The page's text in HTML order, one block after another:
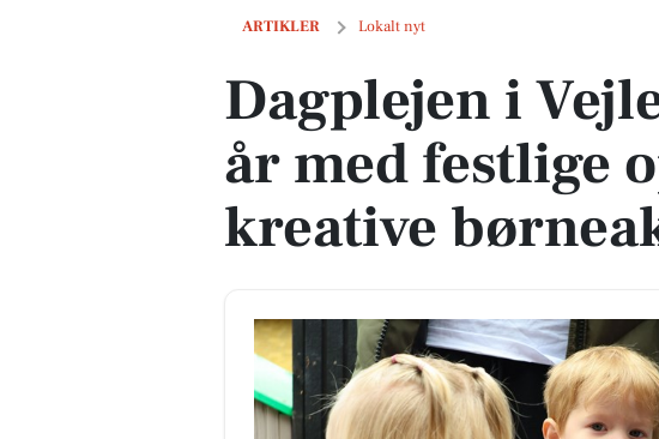
ARTIKLER Lokalt nyt
Dagplejen i Vejle fejrede 50 år med festlige optog og
Dagplejen i
år med festlige
kreative